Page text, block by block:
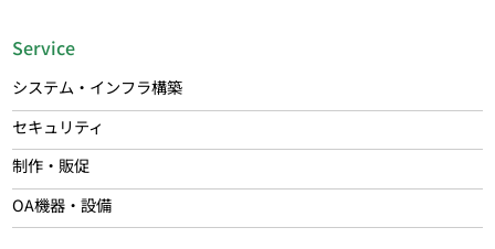
Service
システム・インフラ構築
セキュリティ
制作・販促
OA機器・設備